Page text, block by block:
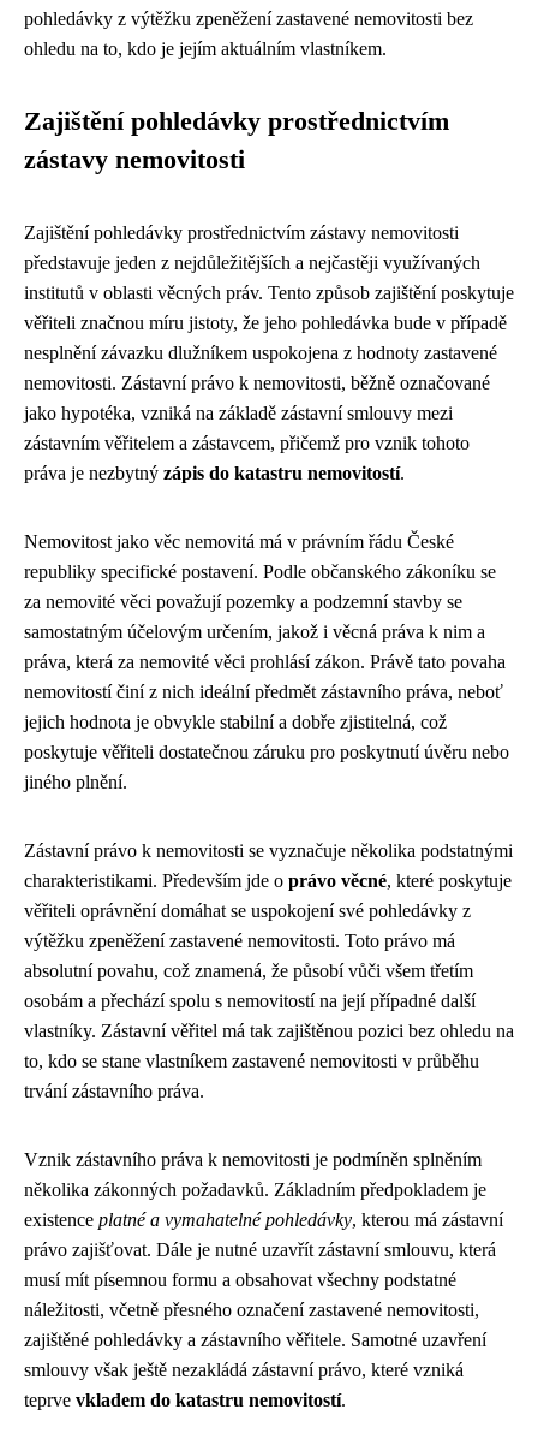
pohledávky z výtěžku zpeněžení zastavené nemovitosti bez
ohledu na to, kdo je jejím aktuálním vlastníkem.
Zajištění pohledávky prostřednictvím
zástavy nemovitosti
Zajištění pohledávky prostřednictvím zástavy nemovitosti
představuje jeden z nejdůležitějších a nejčastěji využívaných
institutů v oblasti věcných práv. Tento způsob zajištění poskytuje
věřiteli značnou míru jistoty, že jeho pohledávka bude v případě
nesplnění závazku dlužníkem uspokojena z hodnoty zastavené
nemovitosti. Zástavní právo k nemovitosti, běžně označované
jako hypotéka, vzniká na základě zástavní smlouvy mezi
zástavním věřitelem a zástavcem, přičemž pro vznik tohoto
práva je nezbytný zápis do katastru nemovitostí.
Nemovitost jako věc nemovitá má v právním řádu České
republiky specifické postavení. Podle občanského zákoníku se
za nemovité věci považují pozemky a podzemní stavby se
samostatným účelovým určením, jakož i věcná práva k nim a
práva, která za nemovité věci prohlásí zákon. Právě tato povaha
nemovitostí činí z nich ideální předmět zástavního práva, neboť
jejich hodnota je obvykle stabilní a dobře zjistitelná, což
poskytuje věřiteli dostatečnou záruku pro poskytnutí úvěru nebo
jiného plnění.
Zástavní právo k nemovitosti se vyznačuje několika podstatnými
charakteristikami. Především jde o právo věcné, které poskytuje
věřiteli oprávnění domáhat se uspokojení své pohledávky z
výtěžku zpeněžení zastavené nemovitosti. Toto právo má
absolutní povahu, což znamená, že působí vůči všem třetím
osobám a přechází spolu s nemovitostí na její případné další
vlastníky. Zástavní věřitel má tak zajištěnou pozici bez ohledu na
to, kdo se stane vlastníkem zastavené nemovitosti v průběhu
trvání zástavního práva.
Vznik zástavního práva k nemovitosti je podmíněn splněním
několika zákonných požadavků. Základním předpokladem je
existence platné a vymahatelné pohledávky, kterou má zástavní
právo zajišťovat. Dále je nutné uzavřít zástavní smlouvu, která
musí mít písemnou formu a obsahovat všechny podstatné
náležitosti, včetně přesného označení zastavené nemovitosti,
zajištěné pohledávky a zástavního věřitele. Samotné uzavření
smlouvy však ještě nezakládá zástavní právo, které vzniká
teprve vkladem do katastru nemovitostí.